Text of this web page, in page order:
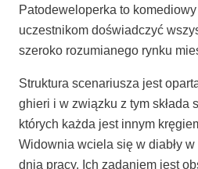
Pato­de­we­lo­per­ka to
uczest­ni­kom doświad­czyć
sze­ro­ko rozu­mia­ne­go ryn­ku
Struk­tu­ra sce­na­riu­sza jest
ghie­ri i w związ­ku z tym skła­da
któ­rych każ­da jest innym
Widow­nia wcie­la się w dia­bły
dnia pra­cy. Ich zada­niem jest